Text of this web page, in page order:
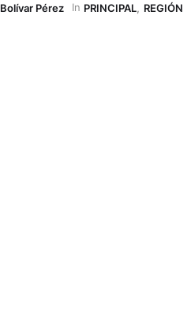
Bolívar Pérez In PRINCIPAL, REGIÓN